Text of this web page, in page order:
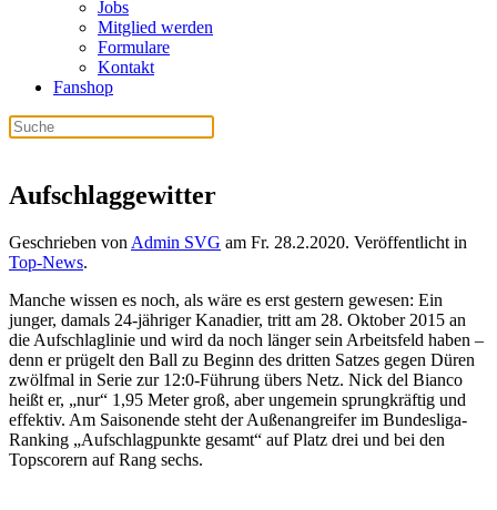
Jobs
Mitglied werden
Formulare
Kontakt
Fanshop
Aufschlaggewitter
Geschrieben von Admin SVG am Fr. 28.2.2020. Veröffentlicht in
Top-News.
Manche wissen es noch, als wäre es erst gestern gewesen: Ein
junger, damals 24-jähriger Kanadier, tritt am 28. Oktober 2015 an
die Aufschlaglinie und wird da noch länger sein Arbeitsfeld haben –
denn er prügelt den Ball zu Beginn des dritten Satzes gegen Düren
zwölfmal in Serie zur 12:0-Führung übers Netz. Nick del Bianco
heißt er, „nur“ 1,95 Meter groß, aber ungemein sprungkräftig und
effektiv. Am Saisonende steht der Außenangreifer im Bundesliga-
Ranking „Aufschlagpunkte gesamt“ auf Platz drei und bei den
Topscorern auf Rang sechs.